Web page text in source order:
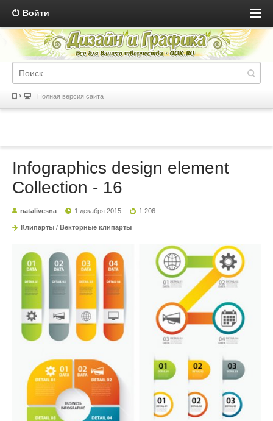
Войти
Полная версия сайта
Infographics design element
Collection - 16
natalivesna 1 декабря 2015 1 206
Клипарты / Векторные клипарты